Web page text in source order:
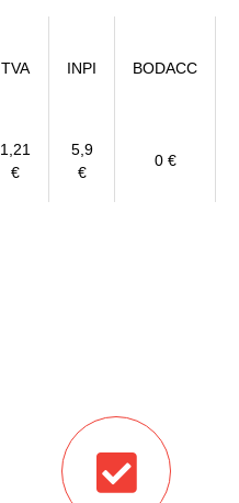
TVA INPI BODACC
1,21
€
5,9
€
0 €